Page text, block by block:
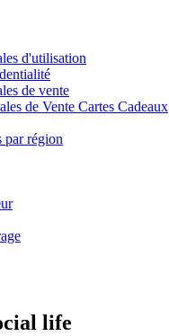
d'utilisation
de vente
de Vente Cartes Cadeaux
par région
life